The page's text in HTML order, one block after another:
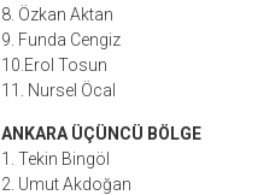
8. Özkan Aktan
9. Funda Cengiz
10.Erol Tosun
11. Nursel Öcal
ANKARA ÜÇÜNCÜ BÖLGE
1. Tekin Bingöl
2. Umut Akdoğan